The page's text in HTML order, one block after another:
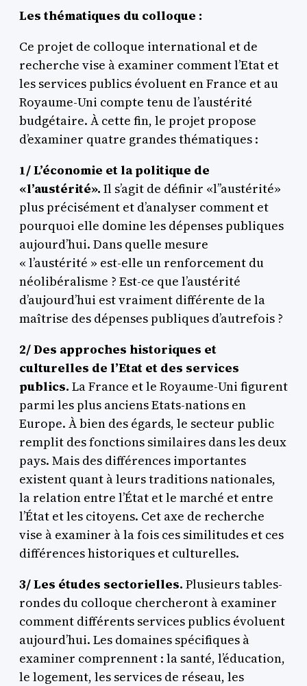
Les thématiques du colloque :
Ce projet de colloque international et de
recherche vise à examiner comment l’Etat et
les services publics évoluent en France et au
Royaume-Uni compte tenu de l’austérité
budgétaire. À cette fin, le projet propose
d’examiner quatre grandes thématiques :
1/ L’économie et la politique de
«l’austérité». Il s’agit de définir «l’’austérité»
plus précisément et d’analyser comment et
pourquoi elle domine les dépenses publiques
aujourd’hui. Dans quelle mesure
« l’austérité » est-elle un renforcement du
néolibéralisme ? Est-ce que l’austérité
d’aujourd’hui est vraiment différente de la
maîtrise des dépenses publiques d’autrefois ?
2/ Des approches historiques et
culturelles de l’Etat et des services
publics. La France et le Royaume-Uni figurent
parmi les plus anciens Etats-nations en
Europe. À bien des égards, le secteur public
remplit des fonctions similaires dans les deux
pays. Mais des différences importantes
existent quant à leurs traditions nationales,
la relation entre l’État et le marché et entre
l’État et les citoyens. Cet axe de recherche
vise à examiner à la fois ces similitudes et ces
différences historiques et culturelles.
3/ Les études sectorielles. Plusieurs tables-
rondes du colloque chercheront à examiner
comment différents services publics évoluent
aujourd’hui. Les domaines spécifiques à
examiner comprennent : la santé, l’éducation,
le logement, les services de réseau, les